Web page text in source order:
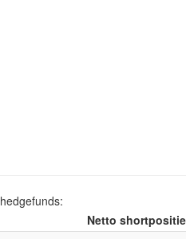
Netto shortpositie